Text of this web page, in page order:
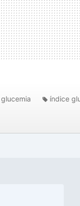
glucemia índice